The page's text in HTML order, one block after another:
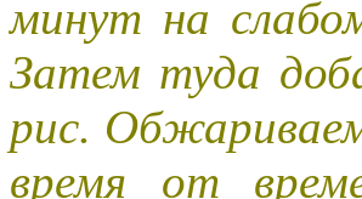
минут на
Затем туда
рис.
время от